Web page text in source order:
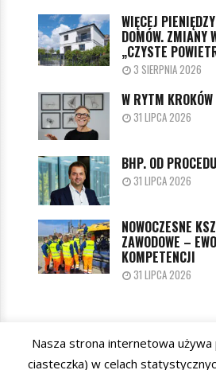
WIĘCEJ
DOMÓW. ZMIANY
„CZYSTE
3 SIERPNIA 2026
W RYTM KROKÓW
31 LIPCA 2026
BHP. OD
31 LIPCA 2026
NOWOCZESNE
ZAWODOWE –
KOMPETENCJI
31 LIPCA 2026
KATEGORIE
Nasza strona internetowa używa
ciasteczka) w celach